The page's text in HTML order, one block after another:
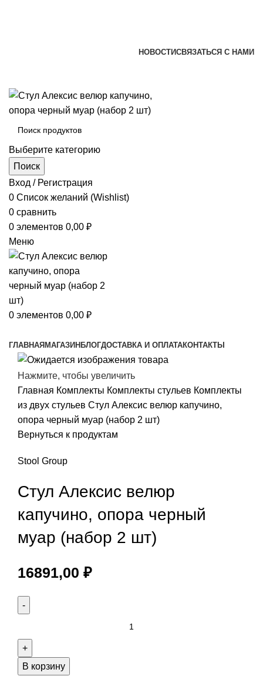
НОВОСТИСВЯЗАТЬСЯ С НАМИ
Выберите категорию
Поиск
Вход / Регистрация
0 Список желаний (Wishlist)
0 сравнить
0 элементов 0,00 ₽
Меню
0 элементов 0,00 ₽
ГЛАВНАЯ МАГАЗИН БЛОГДОСТАВКА И ОПЛАТАКОНТАКТЫ
Нажмите, чтобы увеличить
Главная Комплекты Комплекты стульев Комплекты
из двух стульев Стул Алексис велюр капучино,
опора черный муар (набор 2 шт)
Вернуться к продуктам
Stool Group
Стул Алексис велюр
капучино, опора черный
муар (набор 2 шт)
16891,00 ₽
В корзину